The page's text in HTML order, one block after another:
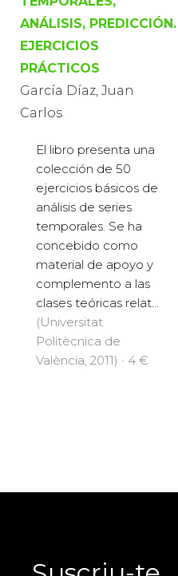
ANÁLISIS, PREDICCIÓN.
EJERCICIOS
PRÁCTICOS
García Díaz, Juan
Carlos
El libro presenta una
colección de 50
ejercicios básicos de
análisis de series
temporales. Se ha
concebido como
material de apoyo y
complemento a las
clases teóricas relat...
(Universitat
Politècnica de
València, 2011) · 4 €